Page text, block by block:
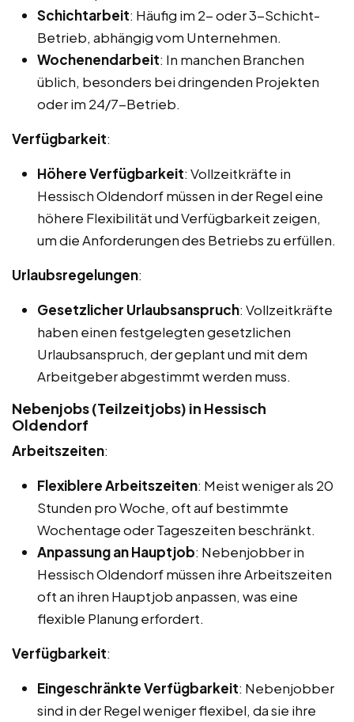
Schichtarbeit: Häufig im 2- oder 3-Schicht-
Betrieb, abhängig vom Unternehmen.
Wochenendarbeit: In manchen Branchen
üblich, besonders bei dringenden Projekten
oder im 24/7-Betrieb.
Verfügbarkeit:
Höhere Verfügbarkeit: Vollzeitkräfte in
Hessisch Oldendorf müssen in der Regel eine
höhere Flexibilität und Verfügbarkeit zeigen,
um die Anforderungen des Betriebs zu erfüllen.
Urlaubsregelungen:
Gesetzlicher Urlaubsanspruch: Vollzeitkräfte
haben einen festgelegten gesetzlichen
Urlaubsanspruch, der geplant und mit dem
Arbeitgeber abgestimmt werden muss.
Nebenjobs (Teilzeitjobs) in Hessisch
Oldendorf
Arbeitszeiten:
Flexiblere Arbeitszeiten: Meist weniger als 20
Stunden pro Woche, oft auf bestimmte
Wochentage oder Tageszeiten beschränkt.
Anpassung an Hauptjob: Nebenjobber in
Hessisch Oldendorf müssen ihre Arbeitszeiten
oft an ihren Hauptjob anpassen, was eine
flexible Planung erfordert.
Verfügbarkeit:
Eingeschränkte Verfügbarkeit: Nebenjobber
sind in der Regel weniger flexibel, da sie ihre